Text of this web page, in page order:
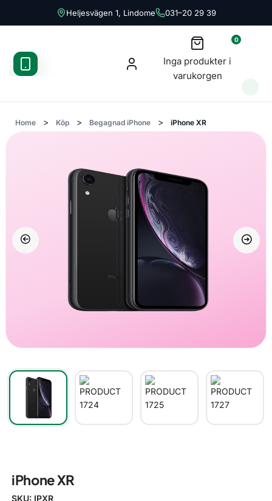
Heljesvägen 1, Lindome 031–20 29 39
0
Inga produkter i
varukorgen
Home > Köp > Begagnad iPhone > iPhone XR
iPhone XR
SKU: IPXR